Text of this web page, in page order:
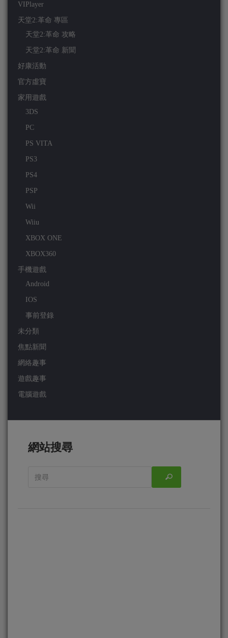
VIPlayer
天堂2:革命 專區
天堂2:革命 攻略
天堂2:革命 新聞
好康活動
官方虛寶
家用遊戲
3DS
PC
PS VITA
PS3
PS4
PSP
Wii
Wiiu
XBOX ONE
XBOX360
手機遊戲
Android
IOS
事前登錄
未分類
焦點新聞
網絡趣事
遊戲趣事
電腦遊戲
網站搜尋